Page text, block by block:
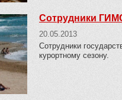
Сотрудники
20.05.2013
Сотрудники
курортному сезону.